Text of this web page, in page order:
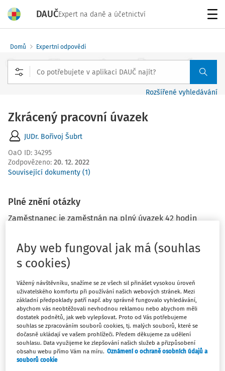
DAUČExpert na daně a účetnictví
Domů Expertní odpovědi
Rozšířené vyhledávání
Zkrácený pracovní úvazek
JUDr. Bořivoj Šubrt
OaO ID: 34295
Zodpovězeno: 20. 12. 2022
Související dokumenty (1)
Plné znění otázky
Zaměstnanec je zaměstnán na plný úvazek 42 hodin
doba rovnoměrně rozvržená. Od 12. 12. 2022 by chtěl
pracovat na zkrácený pracovník úvazek z důvodu
mimořádné rodinné události-péče o nemocnou osobu
Lze toto z pohledu zaměstnavatele akceptovat a
dodatkem smlouvy zkrátit pracovní úvazek již od 12. 12.
2022?
Aby web fungoval jak má (souhlas
s cookies)
Vážený návštěvníku, snažíme se ze všech sil přinášet vysokou úroveň
uživatelského komfortu při používání našich webových stránek. Mezi
základní předpoklady patří např. aby správně fungovalo vyhledávání,
abychom vás neobtěžovali nevhodnou reklamou nebo abychom měli
dostatek podnětů, jak web vylepšovat. Proto od Vás potřebujeme
souhlas se zpracováním souborů cookies, tj. malých souborů, které se
dočasně ukládají ve vašem prohlížeči. Předem děkujeme za udělení
souhlasu. Data využijeme ke zlepšování našich služeb a přizpůsobení
obsahu webu přímo Vám na míru. Oznámení o ochraně osobních údajů a
souborů cookie